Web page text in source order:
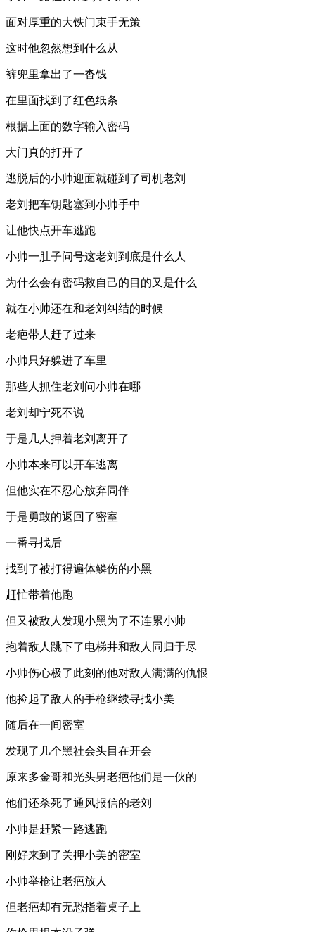
面对厚重的大铁门束手无策
这时他忽然想到什么从
裤兜里拿出了一沓钱
在里面找到了红色纸条
根据上面的数字输入密码
大门真的打开了
逃脱后的小帅迎面就碰到了司机老刘
老刘把车钥匙塞到小帅手中
让他快点开车逃跑
小帅一肚子问号这老刘到底是什么人
为什么会有密码救自己的目的又是什么
就在小帅还在和老刘纠结的时候
老疤带人赶了过来
小帅只好躲进了车里
那些人抓住老刘问小帅在哪
老刘却宁死不说
于是几人押着老刘离开了
小帅本来可以开车逃离
但他实在不忍心放弃同伴
于是勇敢的返回了密室
一番寻找后
找到了被打得遍体鳞伤的小黑
赶忙带着他跑
但又被敌人发现小黑为了不连累小帅
抱着敌人跳下了电梯井和敌人同归于尽
小帅伤心极了此刻的他对敌人满满的仇恨
他捡起了敌人的手枪继续寻找小美
随后在一间密室
发现了几个黑社会头目在开会
原来多金哥和光头男老疤他们是一伙的
他们还杀死了通风报信的老刘
小帅是赶紧一路逃跑
刚好来到了关押小美的密室
小帅举枪让老疤放人
但老疤却有无恐指着桌子上